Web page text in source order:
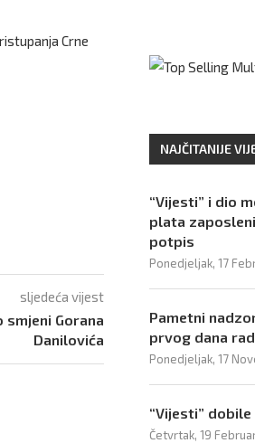
Crne
sljedeća vijest
Gorana
Danilovića
NAJČITANIJE
“Vijesti” i dio
plata
potpis
Ponedjeljak, 17
Pametni
prvog dana
Ponedjeljak, 17
“Vijesti”
Četvrtak, 19